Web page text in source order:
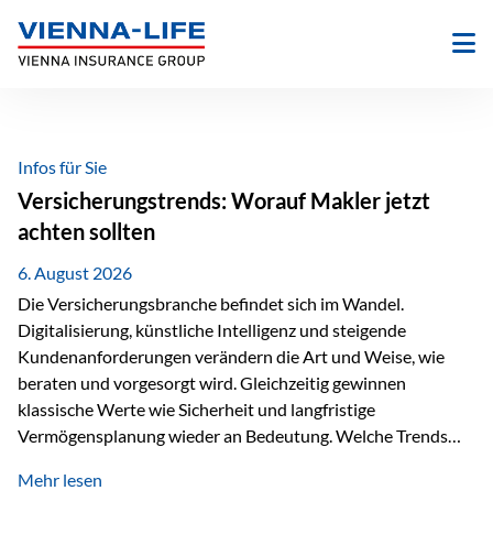
Inhalt
springen
Infos für Sie
Versicherungstrends: Worauf Makler jetzt
achten sollten
6. August 2026
Die Versicherungsbranche befindet sich im Wandel.
Digitalisierung, künstliche Intelligenz und steigende
Kundenanforderungen verändern die Art und Weise, wie
beraten und vorgesorgt wird. Gleichzeitig gewinnen
klassische Werte wie Sicherheit und langfristige
Vermögensplanung wieder an Bedeutung. Welche Trends
Blick behalten? Digitalisierung und KI verändern die
Mehr lesen